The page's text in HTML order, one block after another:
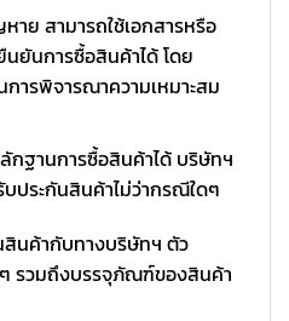
ย สามารถใช้เอกสารหรือ
ยันการซื้อสินค้าได้ โดย
ารพิจารณาความเหมาะสม
กฐานการซื้อสินค้าได้ บริษัทฯ
ประกันสินค้าไม่ว่ากรณีใดๆ
นค้ากับทางบริษัทฯ ตัว
รวมถึงบรรจุภัณฑ์ของสินค้า